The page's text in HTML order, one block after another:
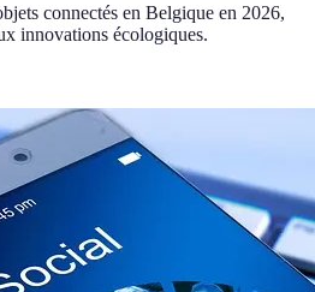
connectés en Belgique en 2026,
innovations écologiques.